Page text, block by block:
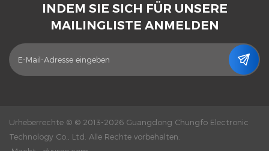
INDEM SIE SICH FÜR UNSERE
MAILINGLISTE ANMELDEN
Urheberrechte © © 2013-2026 Guangdong Chungfo Electronic
Technology Co., Ltd. Alle Rechte vorbehalten.